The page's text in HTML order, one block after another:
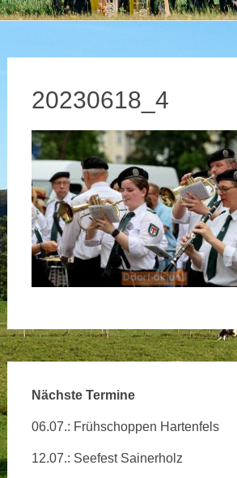
20230618_4
Nächste Termine
06.07.: Frühschoppen Hartenfels
12.07.: Seefest Sainerholz